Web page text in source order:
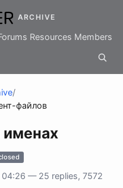
ARCHIVE
Resources Members
/
файлов
именах
— 25 replies, 7572